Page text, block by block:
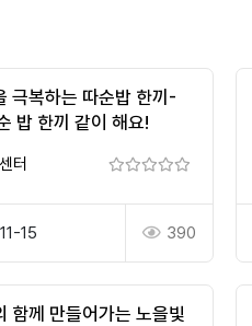
극복하는 따순밥 한끼-
밥 한끼 같이 해요!
터
15 390
함께 만들어가는 노을빛